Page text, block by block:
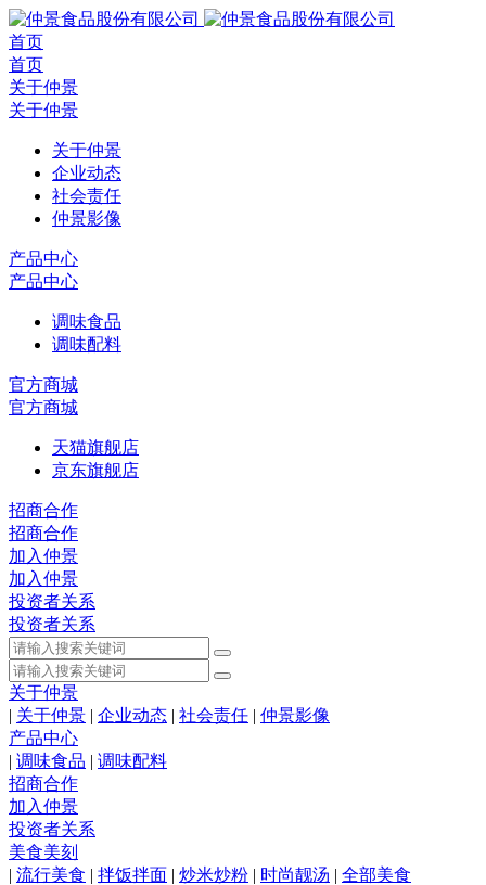
首页
首页
关于仲景
关于仲景
关于仲景
企业动态
社会责任
仲景影像
产品中心
产品中心
调味食品
调味配料
官方商城
官方商城
天猫旗舰店
京东旗舰店
招商合作
招商合作
加入仲景
加入仲景
投资者关系
投资者关系
关于仲景
| 关于仲景 | 企业动态 | 社会责任 | 仲景影像
产品中心
| 调味食品 | 调味配料
招商合作
加入仲景
投资者关系
美食美刻
| 流行美食 | 拌饭拌面 | 炒米炒粉 | 时尚靓汤 | 全部美食